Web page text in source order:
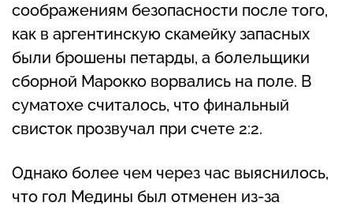
соображениям безопасности после того,
как в аргентинскую скамейку запасных
были брошены петарды, а болельщики
сборной Марокко ворвались на поле. В
суматохе считалось, что финальный
свисток прозвучал при счете 2:2.
Однако более чем через час выяснилось,
что гол Медины был отменен из-за